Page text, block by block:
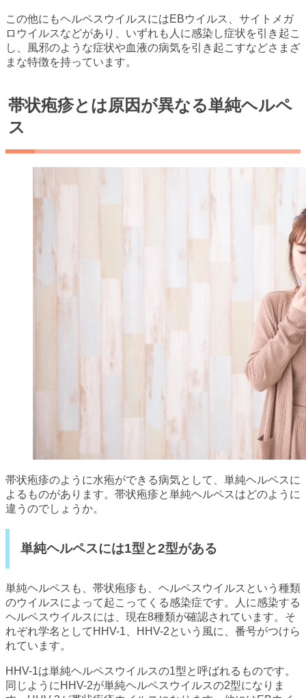
この他にもヘルペスウイルスにはEBウイルス、サイトメガ
ロウイルスなどがあり、いずれも人に感染し症状を引き起こ
し、風邪のような症状や血液の病気を引き起こすなどさまざ
まな特徴を持っています。
帯状疱疹とは原因が異なる単純ヘルペ
ス
帯状疱疹のように水疱ができる病気として、単純ヘルペスに
よるものがあります。帯状疱疹と単純ヘルペスはどのように
違うのでしょうか。
単純ヘルペスには1型と2型がある
単純ヘルペスも、帯状疱疹も、ヘルペスウイルスという種類
のウイルスによって起こってくる感染症です。人に感染する
ヘルペスウイルスには、現在8種類が確認されています。そ
れぞれ学名としてHHV-1、HHV-2という風に、番号がつけら
れています。
HHV-1は単純ヘルペスウイルスの1型と呼ばれるものです。
同じようにHHV-2が単純ヘルペスウイルスの2型になりま